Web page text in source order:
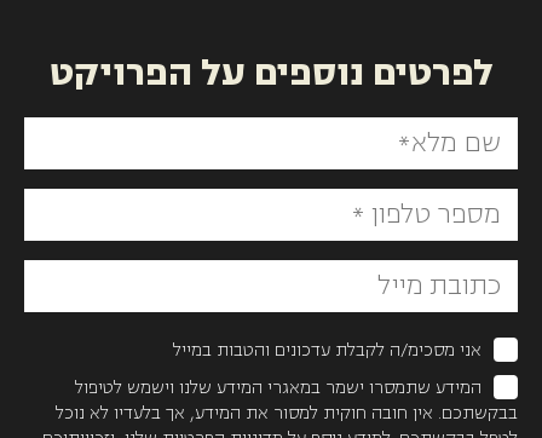
לפרטים נוספים על הפרויקט
אני מסכימ/ה לקבלת עדכונים והטבות במייל
המידע שתמסרו ישמר במאגרי המידע שלנו וישמש לטיפול
בבקשתכם. אין חובה חוקית למסור את המידע, אך בלעדיו לא נוכל